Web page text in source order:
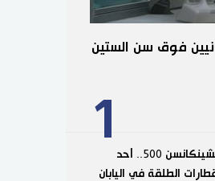
1
فوق سن الستين
وداعًا لشينكانسن 500.. أحد
الطلقة في اليابان